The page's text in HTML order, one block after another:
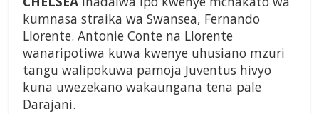
kumnasa straika wa Swansea, Fernando
Llorente. Antonie Conte na Llorente
wanaripotiwa kuwa kwenye uhusiano mzuri
tangu walipokuwa pamoja Juventus hivyo
kuna uwezekano wakaungana tena pale
Darajani.